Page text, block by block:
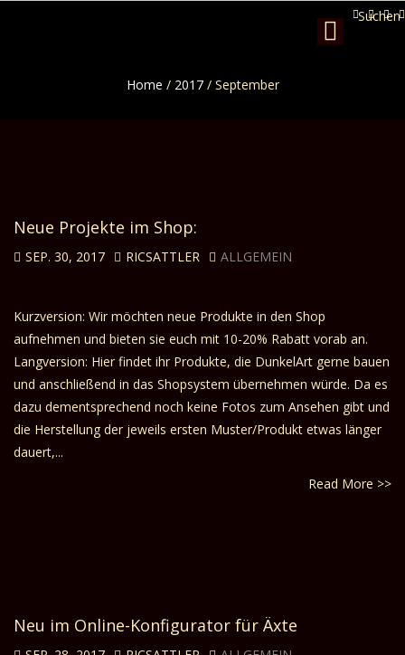
Suchen
Toggle
navigation
Home / 2017 / September
Neue Projekte im Shop:
SEP. 30, 2017 RICSATTLER ALLGEMEIN
Kurzversion: Wir möchten neue Produkte in den Shop
aufnehmen und bieten sie euch mit 10-20% Rabatt vorab an.
Langversion: Hier findet ihr Produkte, die DunkelArt gerne bauen
und anschließend in das Shopsystem übernehmen würde. Da es
dazu dementsprechend noch keine Fotos zum Ansehen gibt und
die Herstellung der jeweils ersten Muster/Produkt etwas länger
dauert,...
Read More >>
Neu im Online-Konfigurator für Äxte